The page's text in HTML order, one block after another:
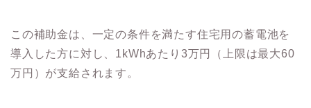
この補助金は、一定の条件を満たす住宅用の蓄電池を
導入した方に対し、1kWhあたり3万円（上限は最大60
万円）が支給されます。